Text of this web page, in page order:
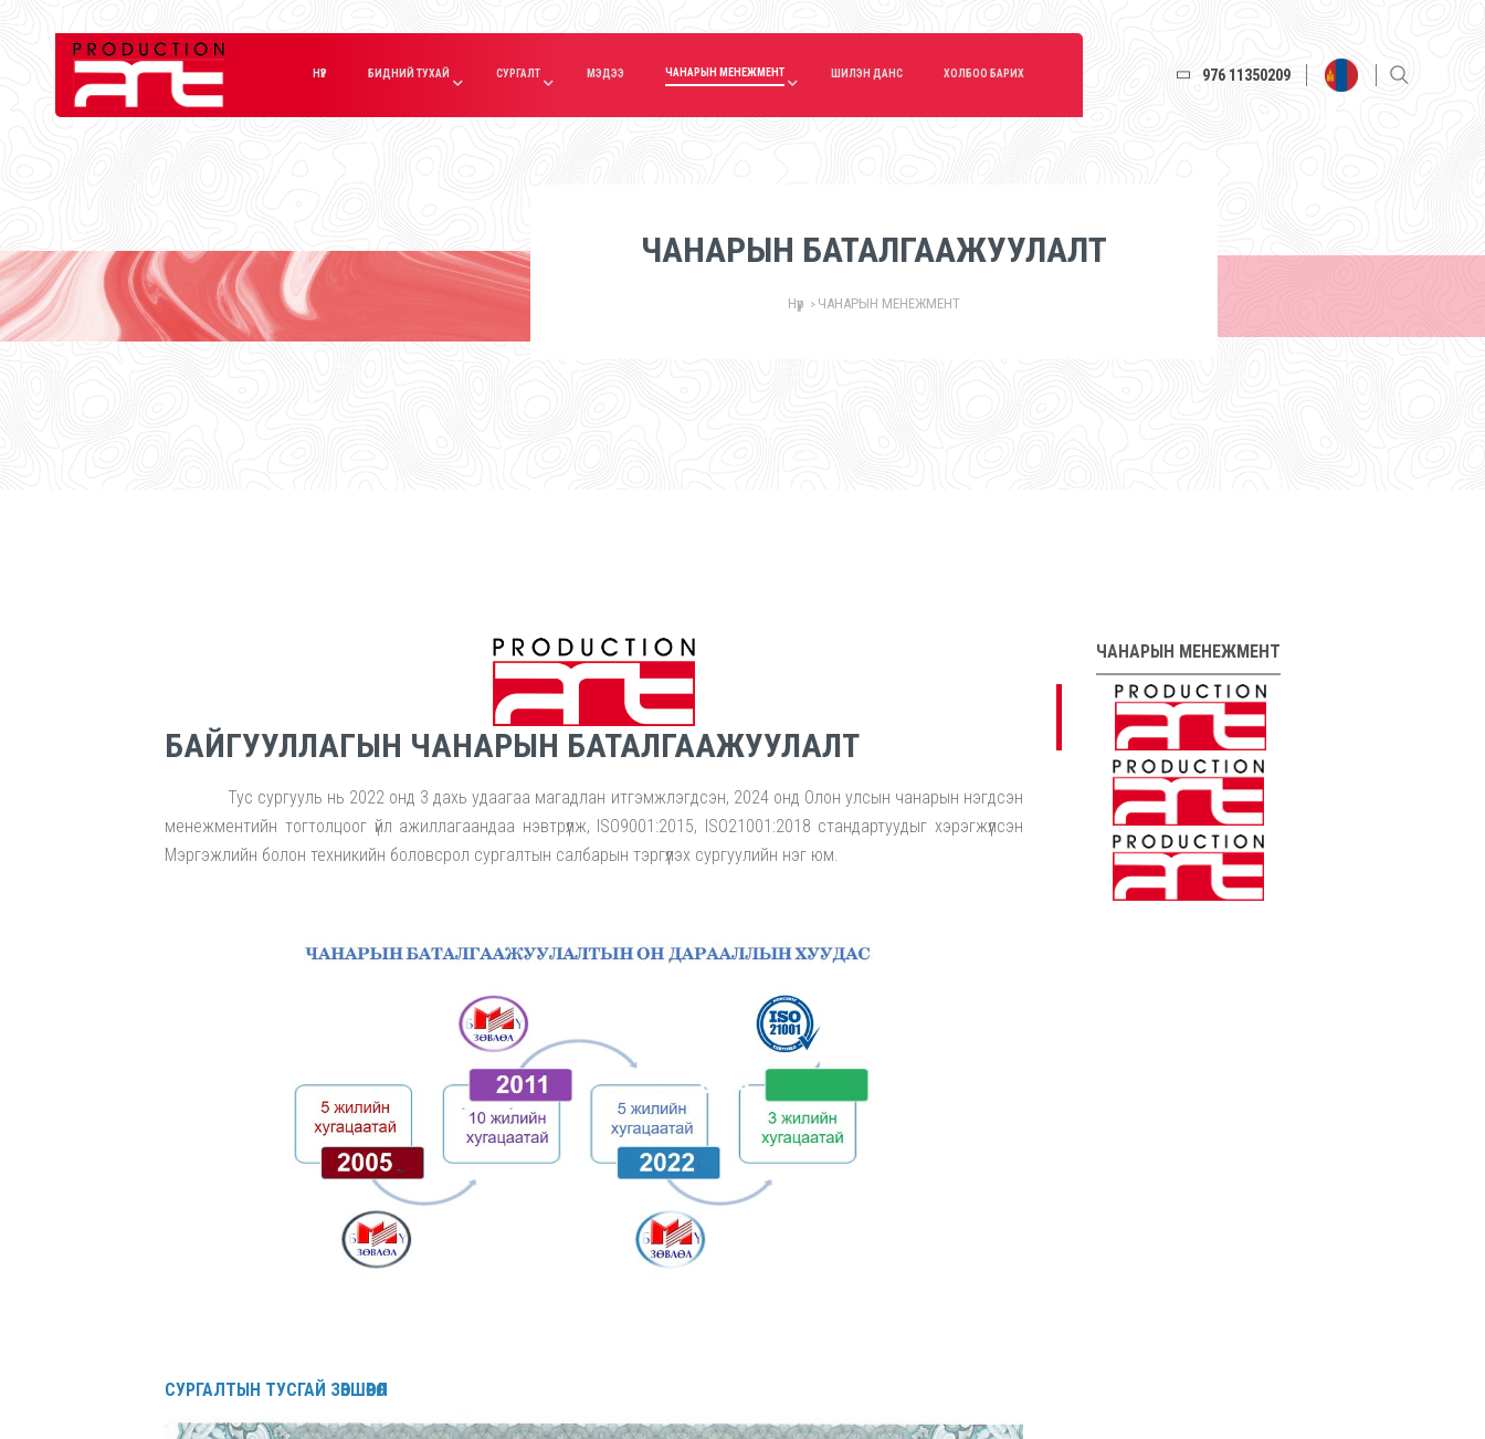
НҮҮР БИДНИЙ ТУХАЙ СУРГАЛТ МЭДЭЭ ЧАНАРЫН МЕНЕЖМЕНТ ШИЛЭН ДАНС ХОЛБОО БАРИХ 976 11350209
ЧАНАРЫН БАТАЛГААЖУУЛАЛТ
Нүүр > ЧАНАРЫН МЕНЕЖМЕНТ
БАЙГУУЛЛАГЫН ЧАНАРЫН БАТАЛГААЖУУЛАЛТ
Тус сургууль нь 2022 онд 3 дахь удаагаа магадлан итгэмжлэгдсэн, 2024 онд Олон улсын чанарын нэгдсэн
менежментийн тогтолцоог үйл ажиллагаандаа нэвтрүүлж, ISO9001:2015, ISO21001:2018 стандартуудыг хэрэгжүүлсэн
Мэргэжлийн болон техникийн боловсрол сургалтын салбарын тэргүүлэх сургуулийн нэг юм.
СУРГАЛТЫН ТУСГАЙ ЗӨВШӨӨРӨЛ
ЧАНАРЫН МЕНЕЖМЕНТ